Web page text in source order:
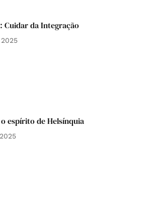
Cuidar da Integração
espírito de Helsínquia